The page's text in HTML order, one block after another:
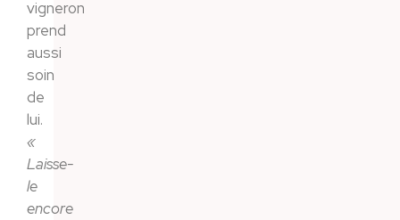
vigneron
prend
aussi
soin
de
lui.
«
Laisse-
le
encore